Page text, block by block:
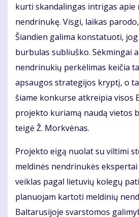
kurti skandalingas intrigas apie
nendrinukę. Visgi, laikas
Šiandien galima konstatuoti,
burbulas subliuško. Sėkmingai
nendrinukių perkėlimas keičia
apsaugos strategijos kryptį, o
šiame konkurse atkreipia visos
projekto kuriamą naudą vietos
teigė Ž. Morkvėnas.
Projekto eigą nuolat su viltimi
meldinės nendrinukės
veiklas pagal lietuvių kolegų
planuojam kartoti meldinių
Baltarusijoje svarstomos